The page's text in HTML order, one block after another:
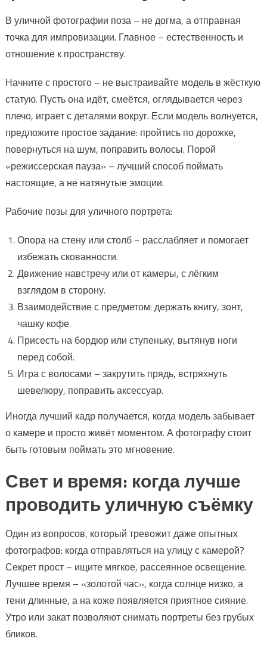
В уличной фотографии поза – не догма, а отправная
точка для импровизации. Главное – естественность и
отношение к пространству.
Начните с простого – не выстраивайте модель в жёсткую
статую. Пусть она идёт, смеётся, оглядывается через
плечо, играет с деталями вокруг. Если модель волнуется,
предложите простое задание: пройтись по дорожке,
повернуться на шум, поправить волосы. Порой
«режиссерская пауза» – лучший способ поймать
настоящие, а не натянутые эмоции.
Рабочие позы для уличного портрета:
Опора на стену или столб – расслабляет и помогает
избежать скованности.
Движение навстречу или от камеры, с лёгким
взглядом в сторону.
Взаимодействие с предметом: держать книгу, зонт,
чашку кофе.
Присесть на бордюр или ступеньку, вытянув ноги
перед собой.
Игра с волосами – закрутить прядь, встряхнуть
шевелюру, поправить аксессуар.
Иногда лучший кадр получается, когда модель забывает
о камере и просто живёт моментом. А фотографу стоит
быть готовым поймать это мгновение.
Свет и время: когда лучше
проводить уличную съёмку
Один из вопросов, который тревожит даже опытных
фотографов: когда отправляться на улицу с камерой?
Секрет прост – ищите мягкое, рассеянное освещение.
Лучшее время – «золотой час», когда солнце низко, а
тени длинные, а на коже появляется приятное сияние.
Утро или закат позволяют снимать портреты без грубых
бликов.